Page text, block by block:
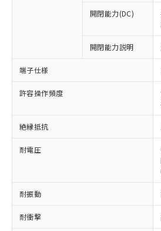
開閉能力(DC)
開閉能力説明
端子仕様
許容操作頻度
絶縁抵抗
耐電圧
耐振動
耐衝撃
ことをご了承ください
在庫状況および標準価
記載している更新日時
タに基づき作成される
覧された時点での実際
準価格とは異なる場合
正式な納期状況および
様のお取引先、または
ムロン制御機器販売店
オムロン制御機器販売
販売ネットワー
在庫状況および標準価
事前の承諾なく第三者
示しないようお願いし
マイパーツ機能（部品
いたものが、含有品と判明し
むを得ず変更することがあ
*EU RoHS指令（10物質）：
鉛(Pb) 1000ppm以下、 水銀(Hg)
六価クロム(Cr(Ⅵ)) 1000ppm以下、
類(PBB) 1000ppm以下、ポリ臭化ジ
(PBDE) 1000ppm以下、フタル酸ビ
ル) (DEHP)(別名：DOP) 1000ppm以
ルベンジル（BBP） 1000ppm以下
（DBP） 1000ppm以下、フタル酸
(DIBP) 1000ppm以下
但し、RoHS指令で産業用監視および
フタル酸エステル類の４物質につい
図的な使用がないことを確認してい
部品在庫の切り替え状況な
基準値を超えていることを
「－」：未確認です。当社
ム) : 100ppm、
Cr(Ⅵ)(六価クロム) : 1000ppm、
ニル類) : 1000ppm、 PBDEs(ポリ臭
ル類) : 1000ppm、
DBP(フタル酸ジブチル) : 1000ppm
イソブチル) : 1000ppm、 BBP(フタ
ル) : 1000ppm、
DEHP(フタル酸ビス(2-エチルヘキシ
「ｅ」：有害物質（10物質
準値以下であることを示しま
「10」：通常の使用状況下
当社は、これら貴社製
為替および外国貿易法
（以下｢規制貨物等」
または国外への提供す
国政府の輸出許可(ま
可)を取得するなどの
当社は規制貨物を破棄
全に破砕するなど、違
いよう必要な手段を講
当社は貴社製品を、核
ル、化学兵器、生物兵
武器並びにこれらの製
当社は、貴社製品を第
場合は、上記1、2およ
該第三者に通知します
販売先および販売に係
説明
○ 一定数以上の在庫
一定数には満たな
在庫なし(最新の
いては、お客様の
たはお客様担当の
機器販売店・当社
受注生産機種、ま